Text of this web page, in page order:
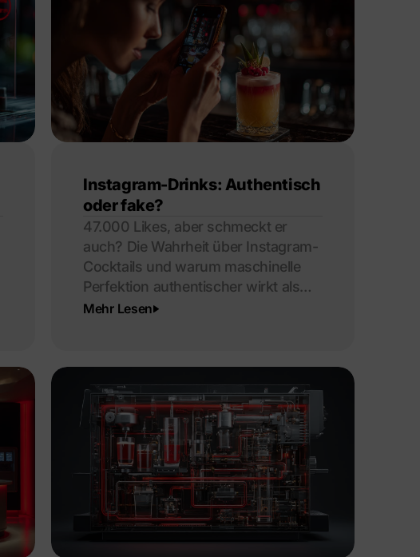
Instagram-Drinks: Authentisch
oder fake?
47.000 Likes, aber schmeckt er
auch? Die Wahrheit über Instagram-
Cocktails und warum maschinelle
Perfektion authentischer wirkt als
Handwerk.
Mehr Lesen